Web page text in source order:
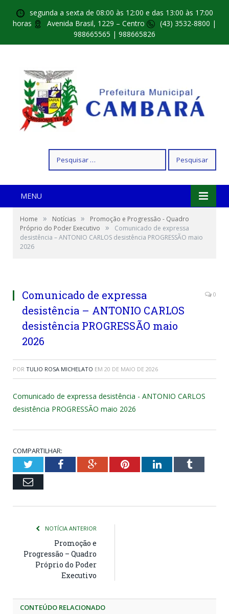
segunda a sexta de 08:00 às 12:00 e das 13:00 às 17:00
horas
Avenida Brasil, 1229 – Centro
(43) 3532-8800 |
988665565 | 988665826
por:
MENU
Home » Notícias »
Promoção e Progressão - Quadro
Próprio do Poder Executivo
»
Comunicado de expressa
desistência – ANTONIO CARLOS desistência PROGRESSÃO maio
2026
Comunicado de expressa
desistência – ANTONIO CARLOS
desistência PROGRESSÃO maio
2026
0
POR TULIO ROSA MICHELATO EM 20 DE MAIO DE 2026
Comunicado de expressa desistência - ANTONIO CARLOS
desistência PROGRESSÃO maio 2026
COMPARTILHAR:
TwitterFacebookGoogle+PinterestLinkedInTumblr
Email
NOTÍCIA ANTERIOR
Promoção e
Progressão – Quadro
Próprio do Poder
Executivo
CONTEÚDO RELACIONADO